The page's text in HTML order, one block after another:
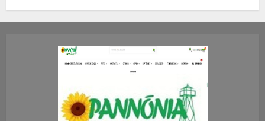
2026.JÚLIUS.23. CSÜTÖRTÖK.
0